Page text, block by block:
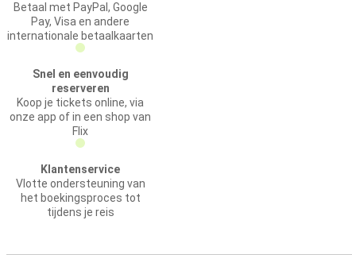
Betaal met PayPal, Google
Pay, Visa en andere
internationale betaalkaarten
Snel en eenvoudig
reserveren
Koop je tickets online, via
onze app of in een shop van
Flix
Klantenservice
Vlotte ondersteuning van
het boekingsproces tot
tijdens je reis